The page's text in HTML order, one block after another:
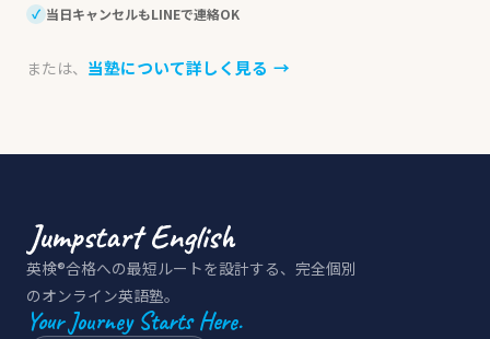
✓ 当日キャンセルもLINEで連絡OK
または、 当塾について詳しく見る →
英検®合格への最短ルートを設計する、完全個別
のオンライン英語塾。
Your Journey Starts Here.